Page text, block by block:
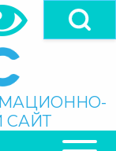
САЙТ